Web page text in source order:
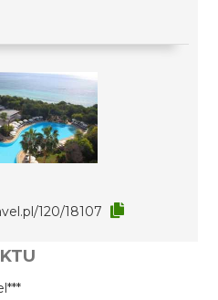
120/18107